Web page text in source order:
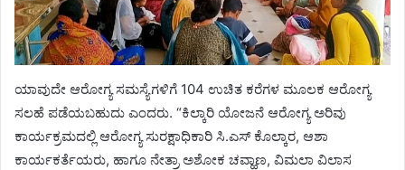
ಯಾವುದೇ ಆರೋಗ್ಯ ಸಮಸ್ಯೆಗಳಿಗೆ 104 ಉಚಿತ ಕರೆಗಳ ಮೂಲಕ ಆರೋಗ್ಯ
ಸಲಹೆ ಪಡೆಯಬಹುದು ಎಂದರು. “ಕಿಲ್ಕಾರಿ ಯೋಜನೆ ಆರೋಗ್ಯ ಅರಿವು
ಕಾರ್ಯಕ್ರಮದಲ್ಲಿ ಆರೋಗ್ಯ ಸುರಕ್ಷಾಧಿಕಾರಿ ಸಿ.ಎಸ್ ಕೊಲ್ಕಾರ, ಆಶಾ
ಕಾರ್ಯಕರ್ತೆಯರು, ಹಾಗೂ ನೇತ್ರಾ ಅಶೋಕ ಚವ್ಹಾಣ, ವಿಮಲಾ ವಿಲಾಸ